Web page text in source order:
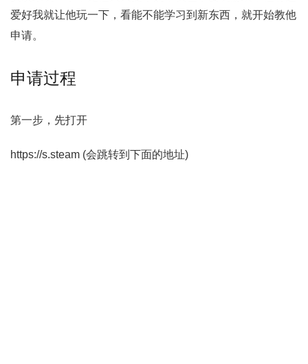
爱好我就让他玩一下，看能不能学习到新东西，就开始教他
申请。
申请过程
第一步，先打开
https://s.steam (会跳转到下面的地址)